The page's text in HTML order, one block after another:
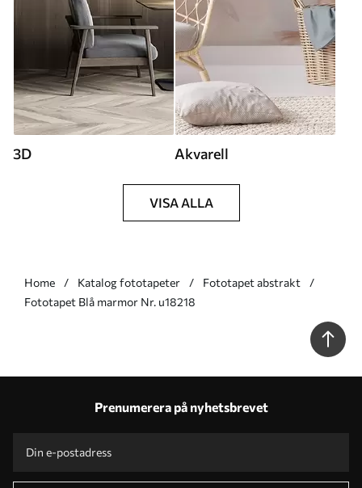
3D Akvarell
VISA ALLA
Home Katalog fototapeter
Fototapet abstrakt
Fototapet Blå marmor Nr. u18218
Prenumerera på nyhetsbrevet